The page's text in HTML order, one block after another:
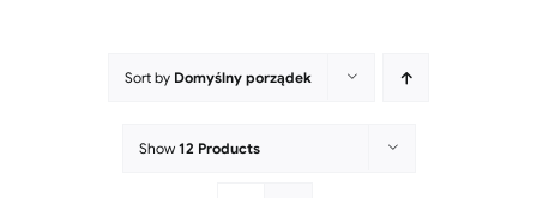
Sort by Domyślny porządek
Show 12 Products